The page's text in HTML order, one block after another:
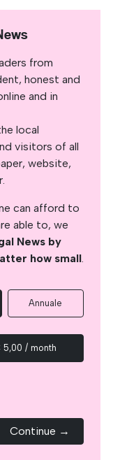
from
honest and
and in
local
visitors of all
website,
can afford to
able to, we
News by
how small.
Annuale
5,00 / month
Continue →